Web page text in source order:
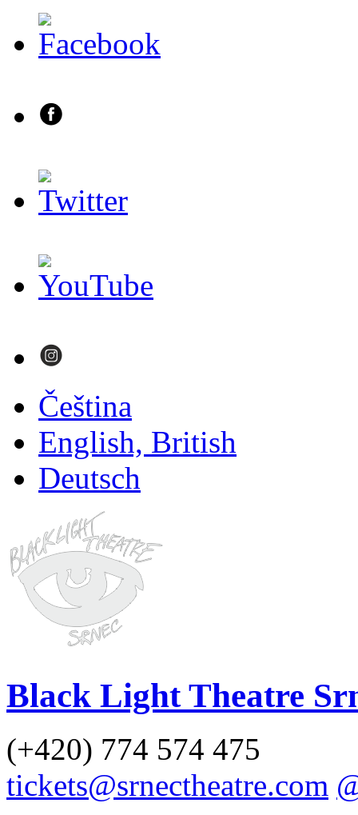
Čeština
English, British
Deutsch
Black Light Theatre
(+420) 774 574 475
tickets@srnectheatre.com